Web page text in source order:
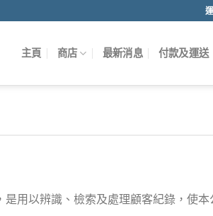
主頁 商店 最新消息 付款及運送
是用以辨識、檢索及處理顧客紀錄，使